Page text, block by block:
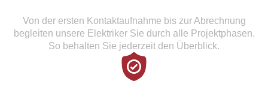
Von der ersten Kontaktaufnahme bis zur Abrechnung
begleiten unsere Elektriker Sie durch alle Projektphasen.
So behalten Sie jederzeit den Überblick.